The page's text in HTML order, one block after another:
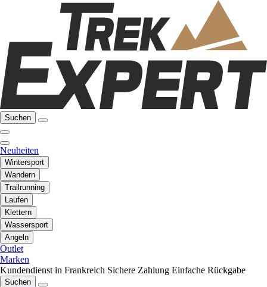
Suchen
Neuheiten
Wintersport
Wandern
Trailrunning
Laufen
Klettern
Wassersport
Angeln
Outlet
Marken
Kundendienst in Frankreich Sichere Zahlung Einfache Rückgabe
Suchen